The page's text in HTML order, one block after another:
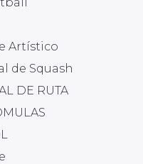
Artístico
de Squash
DE RUTA